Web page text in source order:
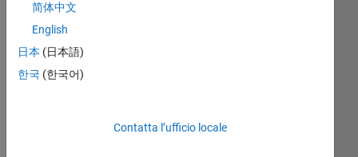
with
Mic
oft
简体中文
English
日本 (日本語)
한국 (한국어)
Contatta l’ufficio locale